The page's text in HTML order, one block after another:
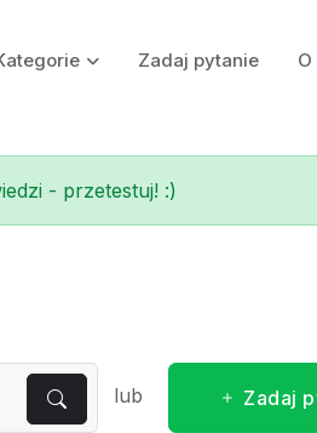
Zadaj pytanie
- przetestuj! :)
lub Zadaj